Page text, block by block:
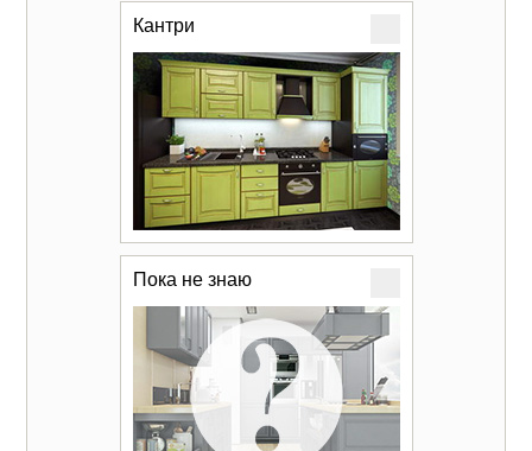
Кантри
Пока не знаю